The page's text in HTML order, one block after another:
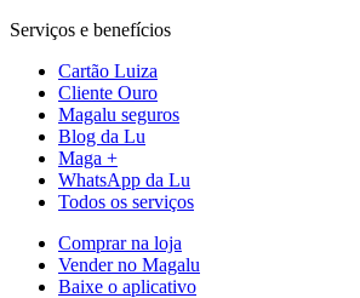
Serviços e benefícios
Cartão Luiza
Cliente Ouro
Magalu seguros
Blog da Lu
Maga +
WhatsApp da Lu
Todos os serviços
Comprar na loja
Vender no Magalu
Baixe o aplicativo